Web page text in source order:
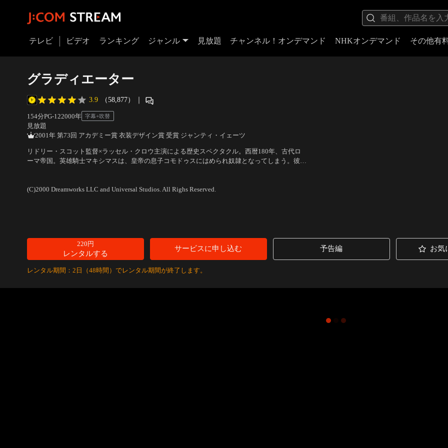
テレビ ビデオ ランキング ジャンル 見放題 チャンネル！オンデマンド NHKオンデマンド その他有
グラディエーター
3.9 （58,877） ｜
154分PG-122000年 字幕+吹替
見放題
2001年 第73回 アカデミー賞 衣装デザイン賞 受賞 ジャンティ・イェーツ
リドリー・スコット監督×ラッセル・クロウ主演による歴史スペクタクル。西暦180年、古代ロ
ーマ帝国。英雄騎士マキシマスは、皇帝の息子コモドゥスにはめられ奴隷となってしまう。彼は
(C)2000 Dreamworks LLC and Universal Studios. All Righs Reserved.
220円
レンタルする
サービスに申し込む 予告編 お気
レンタル期間：2日（48時間）でレンタル期間が終了します。